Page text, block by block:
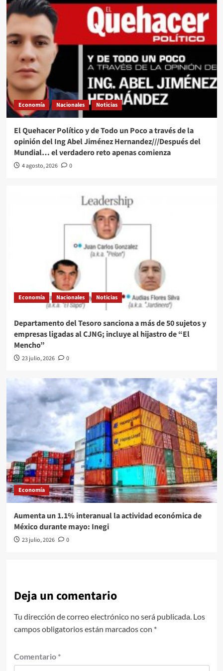
Economía Nacionales Noticias
El Quehacer Político y de Todo un Poco a través de la
opinión del Ing Abel Jiménez Hernandez///Después del
Mundial… el verdadero reto apenas comienza
4 agosto, 2026 0
Economía Nacionales Noticias
Departamento del Tesoro sanciona a más de 50 sujetos y
empresas ligadas al CJNG; incluye al hijastro de “El
Mencho”
23 julio, 2026 0
Economía
Aumenta un 1.1% interanual la actividad económica de
México durante mayo: Inegi
23 julio, 2026 0
Deja un comentario
Tu dirección de correo electrónico no será publicada. Los
campos obligatorios están marcados con *
Comentario *